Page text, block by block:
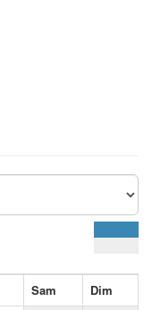
Sam
Dim